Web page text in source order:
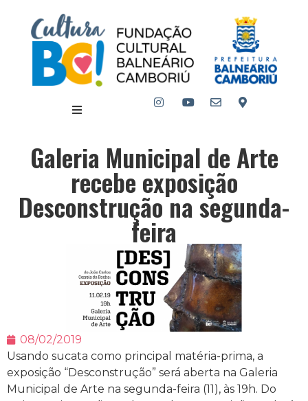
Galeria Municipal de Arte
recebe exposição
Desconstrução na segunda-
feira
08/02/2019
Usando sucata como principal matéria-prima, a
exposição “Desconstrução” será aberta na Galeria
Municipal de Arte na segunda-feira (11), às 19h. Do